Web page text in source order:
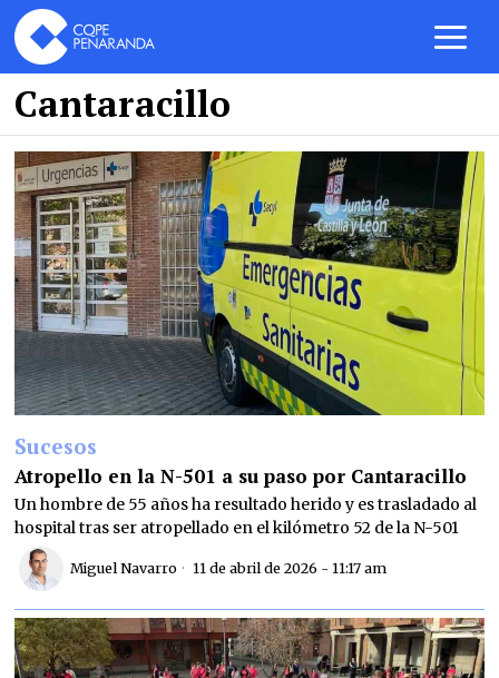
Cantaracillo
Sucesos
Atropello en la N-501 a su paso por Cantaracillo
Un hombre de 55 años ha resultado herido y es trasladado al
hospital tras ser atropellado en el kilómetro 52 de la N-501
Miguel Navarro 11 de abril de 2026 - 11:17 am